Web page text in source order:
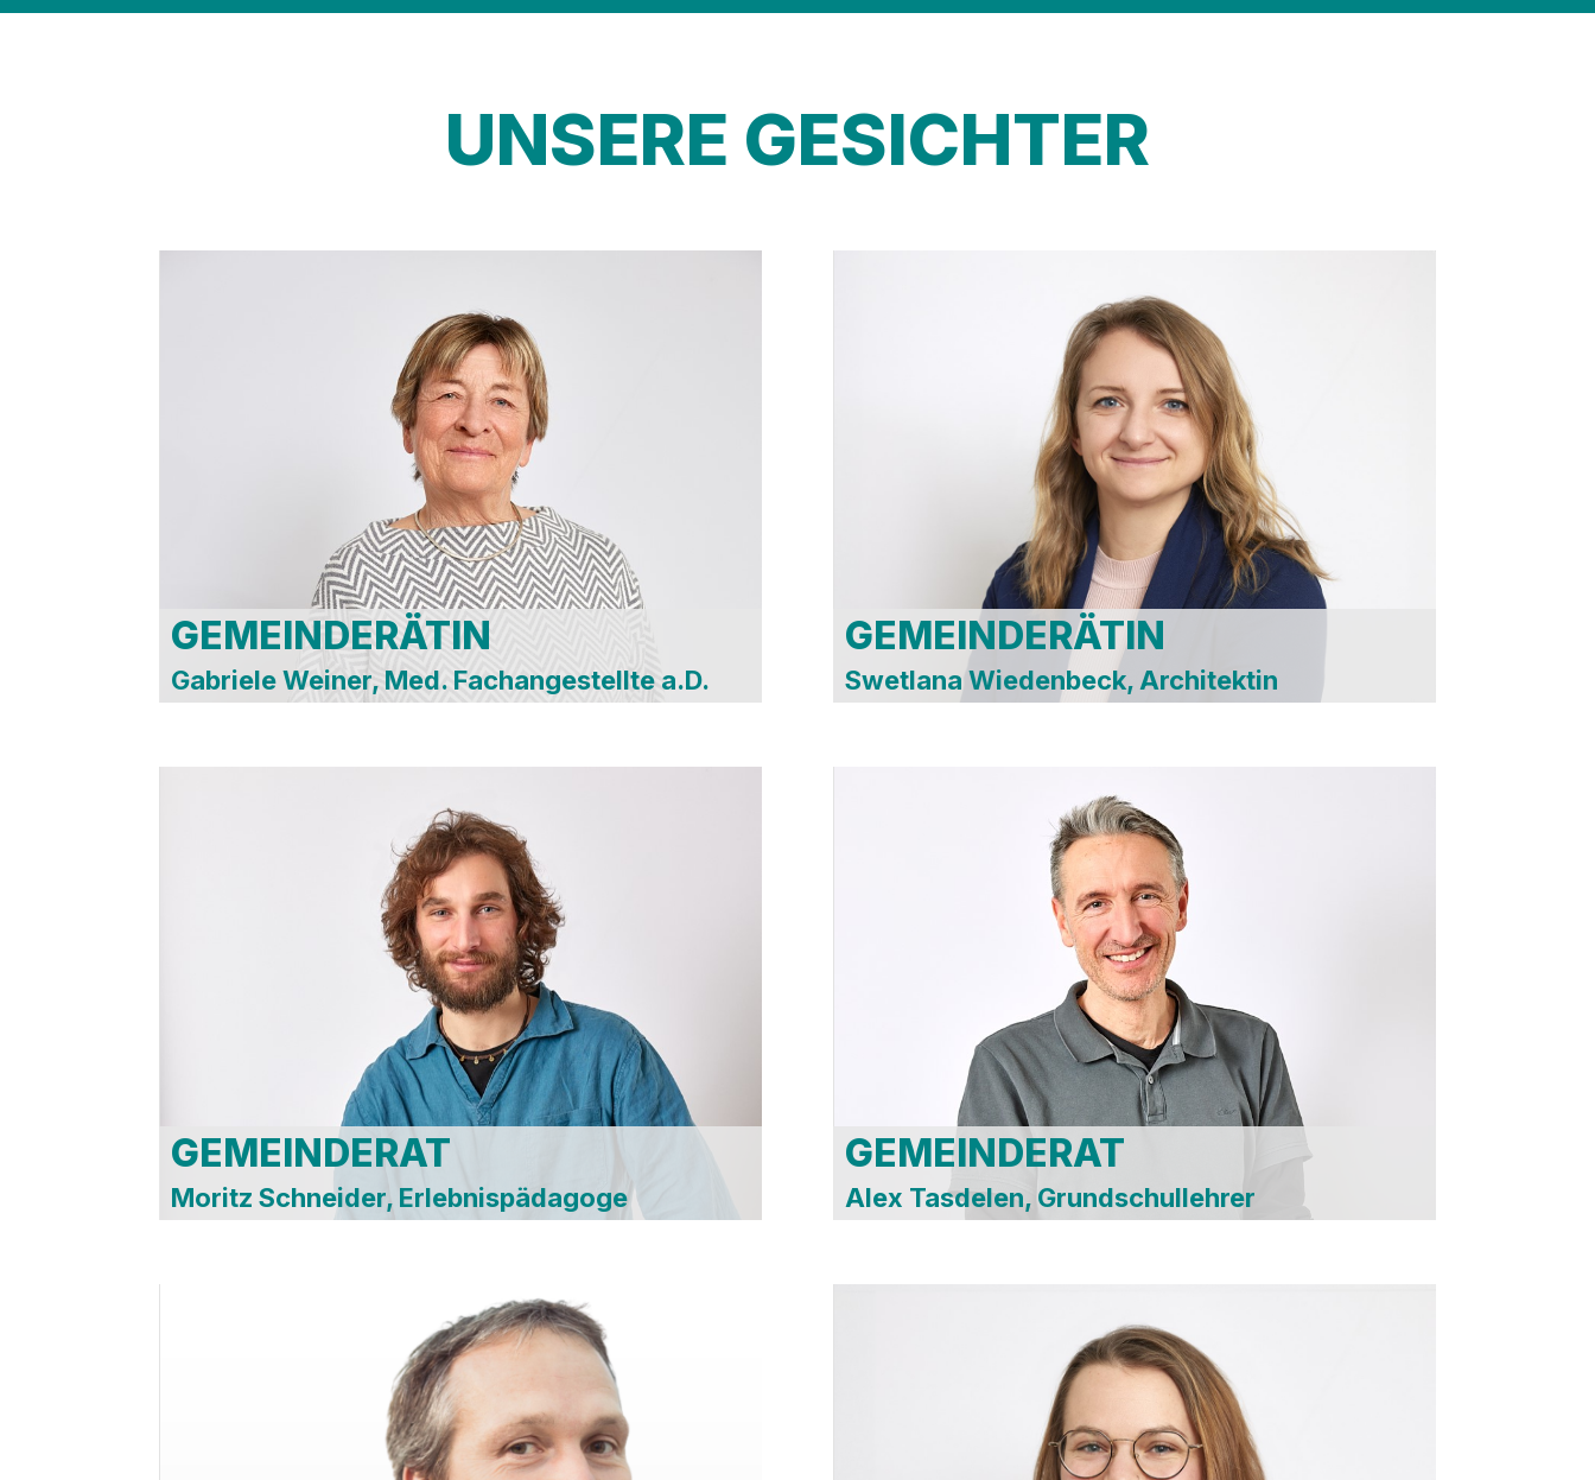
UNSERE GESICHTER
Technischer
Betriebsausschuss
Spitalausschuss
Beirat Bodensee-
Schifssbetriebe
AR Stadtwerke
GEMEINDERÄTIN
Gabriele Weiner, Med. Fachangestellte a.D.
Technischer- und
Umweltausschuss
Gestaltungsbeirat
Jugendhilfeausschuss
AR Wobak
GEMEINDERÄTIN
Swetlana Wiedenbeck, Architektin
Haupt- , Finanz &
Klimaausschuss
Sozialausschuss
Betriebsausschuss
Internationaler
Ausschuss
AR Mobil GmbH
AR Bäder
GEMEINDERAT
Moritz Schneider, Erlebnispädagoge
Bildungsausschuss
Sportausschuss
Orchesterausschuss
Kulturauschuss
Friedhofsbeirat
AR Flughafen
GEMEINDERAT
Alex Tasdelen, Grundschullehrer